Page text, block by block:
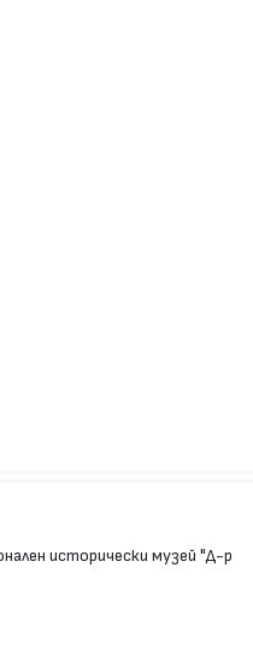
исторически музей "Д-р